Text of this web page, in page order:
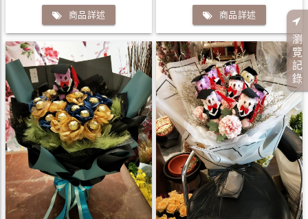
商品詳述 商品詳述
瀏
覽
記
錄